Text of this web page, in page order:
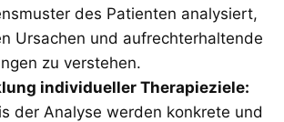
des Patienten analysiert,
Ursachen und aufrechterhaltende
zu verstehen.
individueller Therapieziele:
der Analyse werden konkrete und